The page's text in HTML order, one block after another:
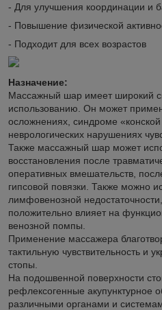
- Для улучшения координации и
- Повышение физической
- Подходит для всех возрастов
Назначение:
Массажный шар имеет широкий
использованию. Он может
осложнениях, синдроме
неврологических нарушениях
Также массажный шар может
восстановления после
оперативных вмешательств,
гипсовой повязки. Также можно
лимфовенозной
положительно влияет на
венозной помпы.
Применение массажера
тактильную чувствительность и
стопы.
На подошвенной поверхности
рефлексогенные акупунктурное
различными органами и